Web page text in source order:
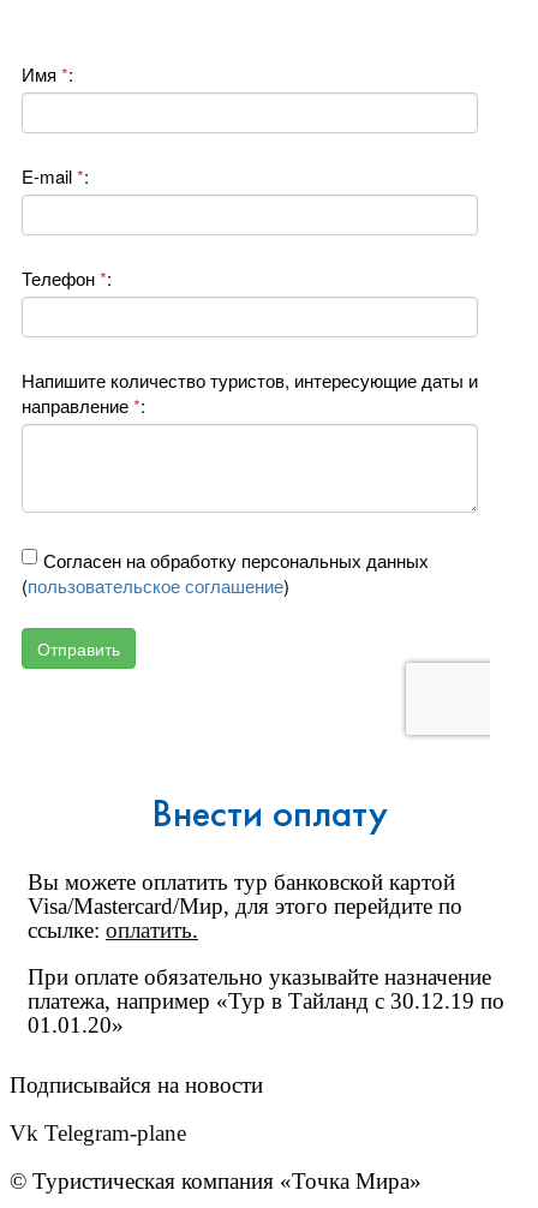
Внести оплату
Вы можете оплатить тур банковской картой
Visa/Mastercard/Мир, для этого перейдите по
ссылке: оплатить.
При оплате обязательно указывайте назначение
платежа, например «Тур в Тайланд с 30.12.19 по
01.01.20»
Подписывайся на новости
Vk Telegram-plane
© Туристическая компания «Точка Мира»